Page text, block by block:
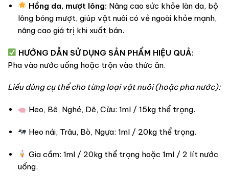
Hồng da, mượt lông: Nâng cao sức khỏe làn da, bộ
lông bóng mượt, giúp vật nuôi có vẻ ngoài khỏe mạnh,
nâng cao giá trị khi xuất bán.
HƯỚNG DẪN SỬ DỤNG SẢN PHẨM HIỆU QUẢ:
Pha vào nước uống hoặc trộn vào thức ăn.
Liều dùng cụ thể cho từng loại vật nuôi (hoặc pha nước):
Heo, Bê, Nghé, Dê, Cừu: 1ml / 15kg thể trọng.
Heo nái, Trâu, Bò, Ngựa: 1ml / 20kg thể trọng.
Gia cầm: 1ml / 20kg thể trọng hoặc 1ml / 2 lít nước
uống.